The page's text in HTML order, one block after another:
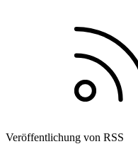
Veröffentlichung von RSS